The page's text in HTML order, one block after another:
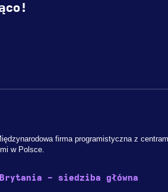
firma programistyczna z
w Polsce.
- siedziba główna